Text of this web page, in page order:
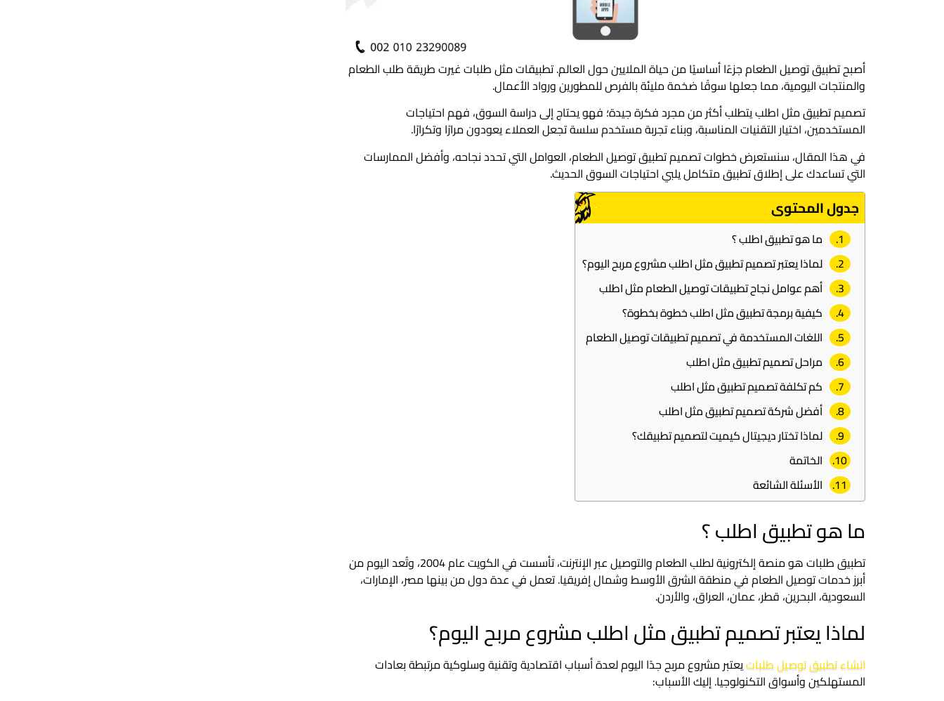
أصبح تطبيق توصيل الطعام جزءًا أساسيًا من حياة الملايين حول العالم. تطبيقات مثل طلبات غيرت طريقة طلب الطعام
والمنتجات اليومية، مما جعلها سوقًا ضخمة مليئة بالفرص للمطورين ورواد الأعمال.
تصميم تطبيق مثل اطلب يتطلب أكثر من مجرد فكرة جيدة؛ فهو يحتاج إلى دراسة السوق، فهم احتياجات
المستخدمين، اختيار التقنيات المناسبة، وبناء تجربة مستخدم سلسة تجعل العملاء يعودون مرارًا وتكرارًا.
في هذا المقال، سنستعرض خطوات تصميم تطبيق توصيل الطعام، العوامل التي تحدد نجاحه، وأفضل الممارسات
التي تساعدك على إطلاق تطبيق متكامل يلبي احتياجات السوق الحديث.
جدول المحتوى
ما هو تطبيق اطلب ؟
لماذا يعتبر تصميم تطبيق مثل اطلب مشروع مربح اليوم؟
أهم عوامل نجاح تطبيقات توصيل الطعام مثل اطلب
كيفية برمجة تطبيق مثل اطلب خطوة بخطوة؟
اللغات المستخدمة في تصميم تطبيقات توصيل الطعام
مراحل تصميم تطبيق مثل اطلب
كم تكلفة تصميم تطبيق مثل اطلب
أفضل شركة تصميم تطبيق مثل اطلب
لماذا تختار ديجيتال كيميت لتصميم تطبيقك؟
الخاتمة
الأسئلة الشائعة
ما هو تطبيق اطلب ؟
تطبيق طلبات هو منصة إلكترونية لطلب الطعام والتوصيل عبر الإنترنت، تأسست في الكويت عام 2004، وتُعد اليوم من
أبرز خدمات توصيل الطعام في منطقة الشرق الأوسط وشمال إفريقيا. تعمل في عدة دول من بينها مصر، الإمارات،
السعودية، البحرين، قطر، عمان، العراق، والأردن.
لماذا يعتبر تصميم تطبيق مثل اطلب مشروع مربح اليوم؟
انشاء تطبيق توصيل طلباتيعتبر مشروع مربح جدًا اليوم لعدة أسباب اقتصادية وتقنية وسلوكية مرتبطة بعادات
المستهلكين وأسواق التكنولوجيا. إليك الأسباب: